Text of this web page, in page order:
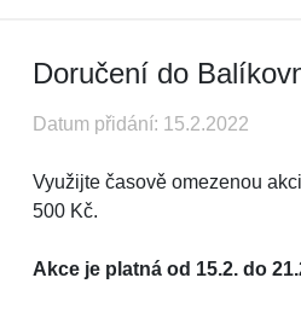
Doručení do
Datum přidání: 15.2.2022
Využijte časově omezenou
500 Kč.
Akce je platná od 15.2. do